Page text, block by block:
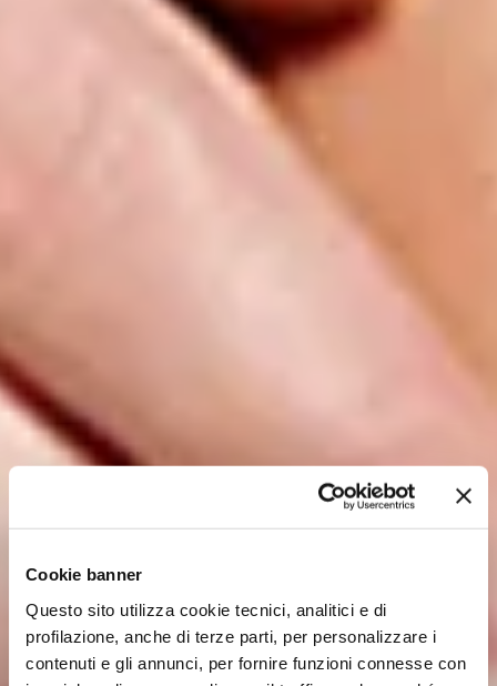
Cookie banner
Questo sito utilizza cookie tecnici, analitici e di
profilazione, anche di terze parti, per personalizzare i
contenuti e gli annunci, per fornire funzioni connesse con